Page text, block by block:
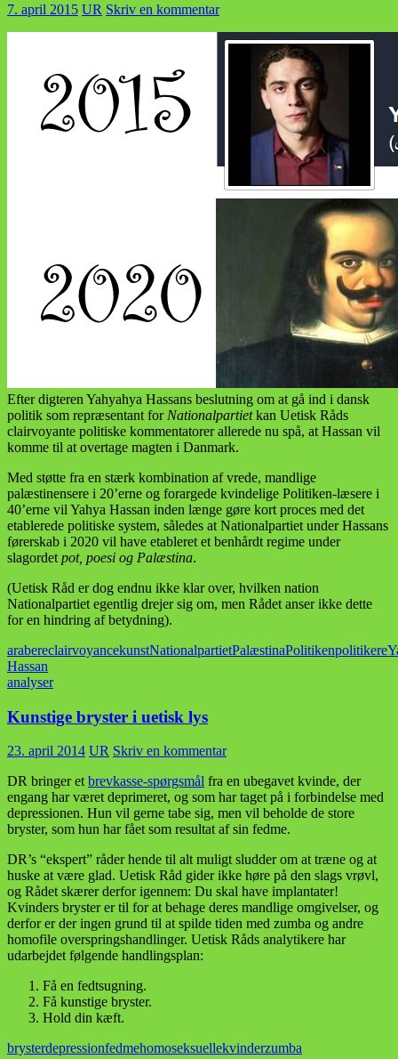
7. april 2015 UR Skriv en kommentar
Efter digteren Yahyahya Hassans beslutning om at gå ind i dansk
politik som repræsentant for Nationalpartietkan Uetisk Råds
clairvoyante politiske kommentatorer allerede nu spå, at Hassan vil
komme til at overtage magten i Danmark.
Med støtte fra en stærk kombination af vrede, mandlige
palæstinensere i 20’erne og forargede kvindelige Politiken-læsere i
40’erne vil Yahya Hassan inden længe gøre kort proces med det
etablerede politiske system, således at Nationalpartiet under Hassans
førerskab i 2020 vil have etableret et benhårdt regime under
slagordet pot, poesi og Palæstina.
(Uetisk Råd er dog endnu ikke klar over, hvilken nation
Nationalpartiet egentlig drejer sig om, men Rådet anser ikke dette
for en hindring af betydning).
arabereclairvoyancekunstNationalpartietPalæstinaPolitikenpolitikere
Hassan
analyser
Kunstige bryster i uetisk lys
23. april 2014 UR Skriv en kommentar
DR bringer et brevkasse-spørgsmål fra en ubegavet kvinde, der
engang har været deprimeret, og som har taget på i forbindelse med
depressionen. Hun vil gerne tabe sig, men vil beholde de store
bryster, som hun har fået som resultat af sin fedme.
DR’s “ekspert” råder hende til alt muligt sludder om at træne og at
huske at være glad. Uetisk Råd gider ikke høre på den slags vrøvl,
og Rådet skærer derfor igennem: Du skal have implantater!
Kvinders bryster er til for at behage deres mandlige omgivelser, og
derfor er der ingen grund til at spilde tiden med zumba og andre
homofile overspringshandlinger. Uetisk Råds analytikere har
udarbejdet følgende handlingsplan:
Få en fedtsugning.
Få kunstige bryster.
Hold din kæft.
brysterdepressionfedmehomoseksuellekvinderzumba